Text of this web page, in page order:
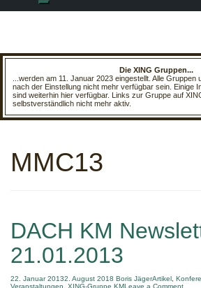
Search
Die XING Gruppen...
...werden am 11. Januar 2023 eingestellt. Alle
nach der Einstellung nicht mehr verfügbar sein. Einige
sind weiterhin hier verfügbar. Links zur Gruppe auf
selbstverständlich nicht mehr aktiv.
MMC13
DACH KM
21.01.2013
22. Januar 20132. August 2018 Boris JägerArtikel
Veranstaltungen
XING-Gruppe KMLeave a Commenton